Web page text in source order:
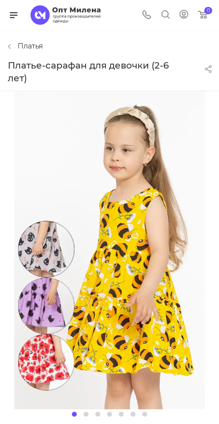
0
Платья
Платье-сарафан для девочки (2-6
лет)